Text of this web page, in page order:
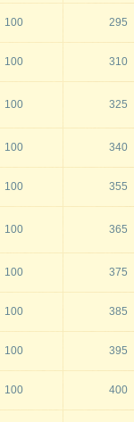
100 295
100 310
100 325
100 340
100 355
100 365
100 375
100 385
100 395
100 400